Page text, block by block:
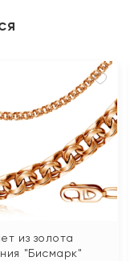
из золота
"Бисмарк"